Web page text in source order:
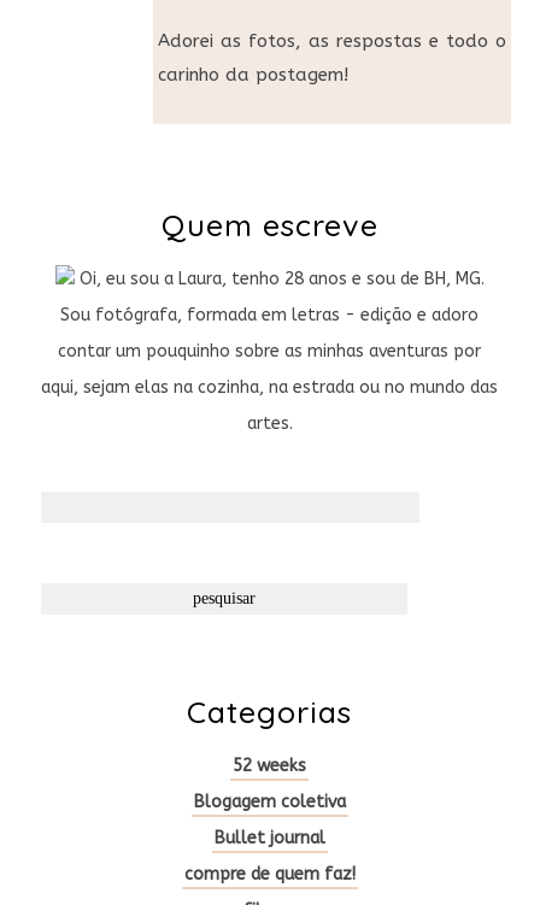
Adorei as fotos, as respostas e todo o
carinho da postagem!
Quem escreve
Oi, eu sou a Laura, tenho 28 anos e sou de BH, MG.
Sou fotógrafa, formada em letras - edição e adoro
contar um pouquinho sobre as minhas aventuras por
aqui, sejam elas na cozinha, na estrada ou no mundo das
artes.
Categorias
52 weeks
Blogagem coletiva
Bullet journal
compre de quem faz!